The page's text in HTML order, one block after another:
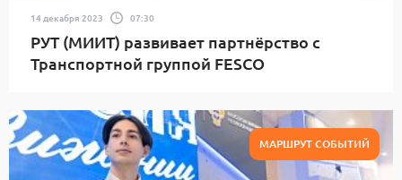
14 декабря 2023 07:30
РУТ (МИИТ) развивает партнёрство с
Транспортной группой FESCO
МАРШРУТ СОБЫТИЙ